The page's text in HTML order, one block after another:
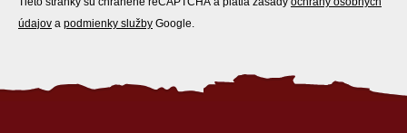
údajov a podmienky služby Google.